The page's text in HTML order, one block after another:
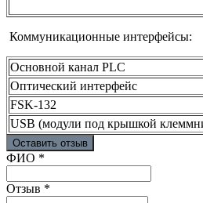
Коммуникационные интерфейсы:
Основной канал PLC
Оптический интерфейс
FSK-132
USB (модули под крышкой
Оставить отзыв
Ваш отзыв был отправлен!
ФИО *
Отзыв *